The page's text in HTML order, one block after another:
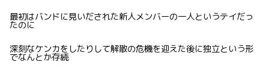
最初はバンドに見いだされた新人メンバーの一人というテイだっ
たのに
深刻なケンカをしたりして解散の危機を迎えた後に独立という形
でなんとか存続